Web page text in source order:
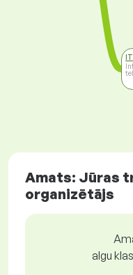
Amats: Jūras
organizētājs
algu